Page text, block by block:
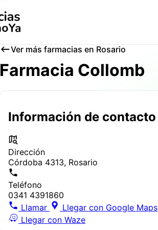
Ver más farmacias en Rosario
Farmacia Collomb
Información de contacto
Dirección
Córdoba 4313, Rosario
Teléfono
0341 4391860
Llamar
Llegar con Google Maps
Llegar con Waze